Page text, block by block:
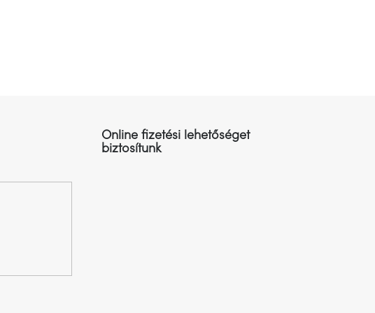
Online fizetési lehetőséget
biztosítunk